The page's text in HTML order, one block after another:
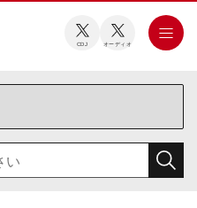
CDJ オーディオ